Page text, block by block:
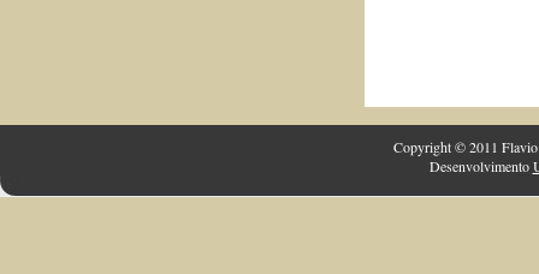
Copyright © 2011 Flavio
Desenvolvimento